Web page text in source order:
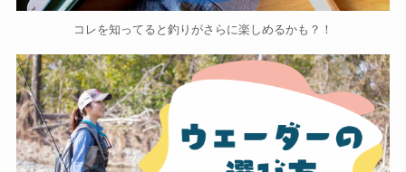
コレを知ってると釣りがさらに楽しめるかも？！